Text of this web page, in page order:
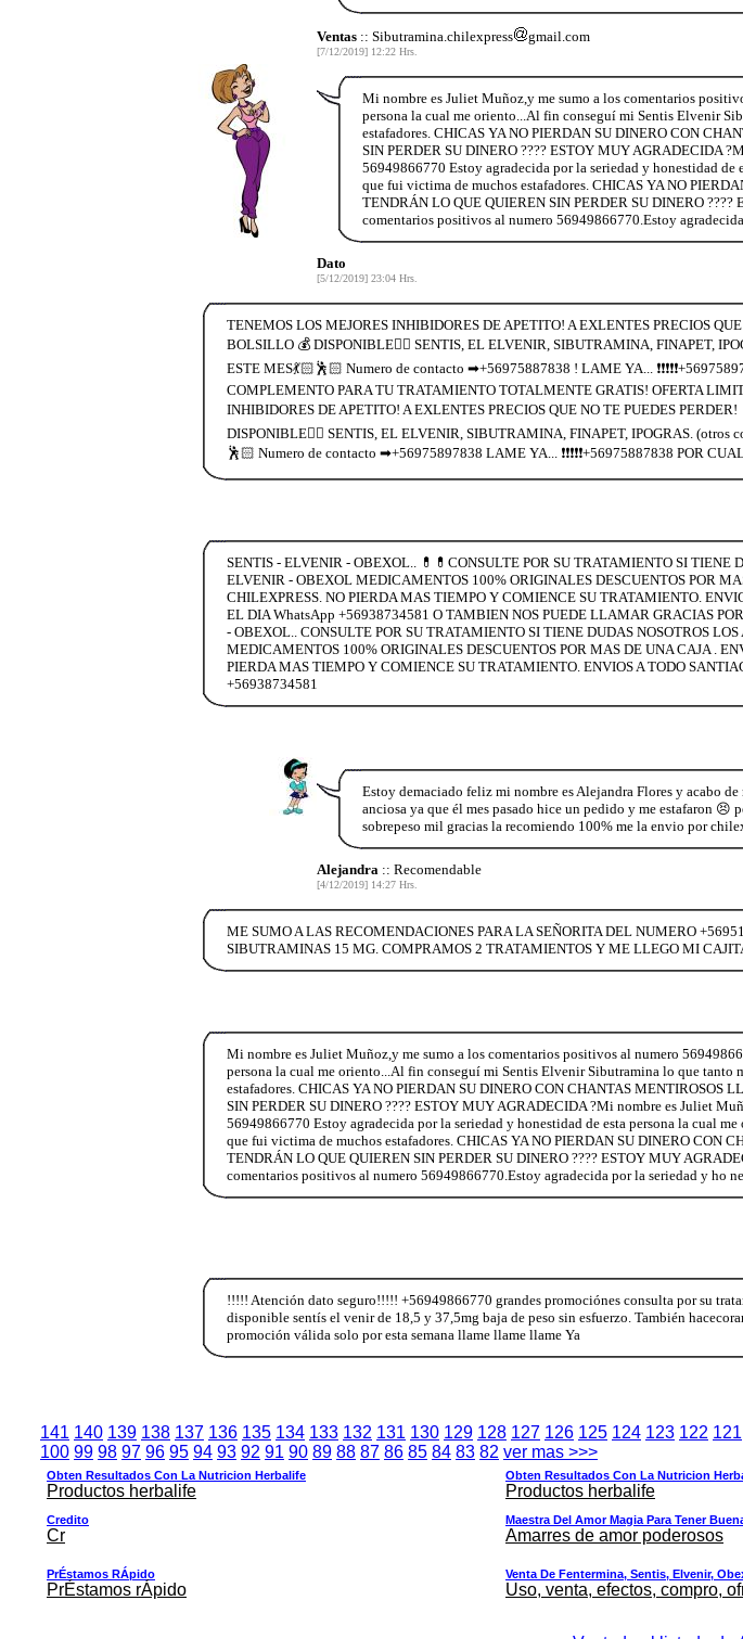
Ventas:: Sibutramina.chilexpress gmail.com
[7/12/2019] 12:22 Hrs.
Mi nombre es Juliet Muñoz,y me sumo a los comentarios
persona la cual me oriento...Al fin conseguí mi Sentis Elvenir
estafadores. CHICAS YA NO PIERDAN SU DINERO CON
SIN PERDER SU DINERO ???? ESTOY MUY AGRADECIDA
56949866770 Estoy agradecida por la seriedad y honestidad
que fui victima de muchos estafadores. CHICAS YA NO
TENDRÁN LO QUE QUIEREN SIN PERDER SU DINERO
comentarios positivos al numero 56949866770.Estoy
Dato
[5/12/2019] 23:04 Hrs.
TENEMOS LOS MEJORES INHIBIDORES DE APETITO! A EXLENTES PRECIOS
BOLSILLO 💰 DISPONIBLE👉🏻 SENTIS, EL ELVENIR, SIBUTRAMINA, FINAPET,
ESTE MES💃🏻🕺🏻 Numero de contacto ➡+56975887838 ! LAME YA...
COMPLEMENTO PARA TU TRATAMIENTO TOTALMENTE GRATIS! OFERTA
INHIBIDORES DE APETITO! A EXLENTES PRECIOS QUE NO TE PUEDES
DISPONIBLE👉🏻 SENTIS, EL ELVENIR, SIBUTRAMINA, FINAPET, IPOGRAS. (otros
🕺🏻 Numero de contacto ➡+56975897838 LAME YA... ❗❗❗❗❗+56975887838 POR
SENTIS - ELVENIR - OBEXOL.. 💊💊CONSULTE POR SU TRATAMIENTO SI TIENE
ELVENIR - OBEXOL MEDICAMENTOS 100% ORIGINALES DESCUENTOS POR
CHILEXPRESS. NO PIERDA MAS TIEMPO Y COMIENCE SU TRATAMIENTO.
EL DIA WhatsApp +56938734581 O TAMBIEN NOS PUEDE LLAMAR GRACIAS
- OBEXOL.. CONSULTE POR SU TRATAMIENTO SI TIENE DUDAS NOSOTROS
MEDICAMENTOS 100% ORIGINALES DESCUENTOS POR MAS DE UNA CAJA .
PIERDA MAS TIEMPO Y COMIENCE SU TRATAMIENTO. ENVIOS A TODO
+56938734581
Estoy demaciado feliz mi nombre es Alejandra Flores y acabo
anciosa ya que él mes pasado hice un pedido y me estafaron
sobrepeso mil gracias la recomiendo 100% me la envio por
Alejandra :: Recomendable
[4/12/2019] 14:27 Hrs.
ME SUMO A LAS RECOMENDACIONES PARA LA SEÑORITA DEL NUMERO
SIBUTRAMINAS 15 MG. COMPRAMOS 2 TRATAMIENTOS Y ME LLEGO MI
Mi nombre es Juliet Muñoz,y me sumo a los comentarios positivos al numero
persona la cual me oriento...Al fin conseguí mi Sentis Elvenir Sibutramina lo que tanto
estafadores. CHICAS YA NO PIERDAN SU DINERO CON CHANTAS MENTIROSOS
SIN PERDER SU DINERO ???? ESTOY MUY AGRADECIDA ?Mi nombre es Juliet
56949866770 Estoy agradecida por la seriedad y honestidad de esta persona la cual
que fui victima de muchos estafadores. CHICAS YA NO PIERDAN SU DINERO CON
TENDRÁN LO QUE QUIEREN SIN PERDER SU DINERO ???? ESTOY MUY
comentarios positivos al numero 56949866770.Estoy agradecida por la seriedad y ho
!!!!! Atención dato seguro!!!!! +56949866770 grandes promociónes consulta por su
disponible sentís el venir de 18,5 y 37,5mg baja de peso sin esfuerzo. También
promoción válida solo por esta semana llame llame llame Ya
141 140 139 138 137 136 135 134 133 132 131 130 129 128 127 126 125 124 123 122 121
100 99 98 97 96 95 94 93 92 91 90 89 88 87 86 85 84 83 82 ver mas >>>
Obten Resultados Con La Nutricion Herbalife
Productos herbalife
Obten Resultados Con La Nutricion
Productos herbalife
Credito
Cr
Maestra Del Amor Magia Para Tener
Amarres de amor poderosos
PrÉstamos RÁpido
PrÉstamos rÁpido
Venta De Fentermina, Sentis, Elvenir,
Uso, venta, efectos, compro,